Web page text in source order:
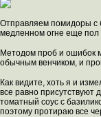
Отправляем помидоры с
медленном огне еще пол
Методом проб и ошибок
обычным венчиком, и
Как видите, хоть я и
все равно присутствуют
томатный соус с
поэтому протираю все